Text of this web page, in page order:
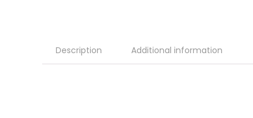
Description Additional information